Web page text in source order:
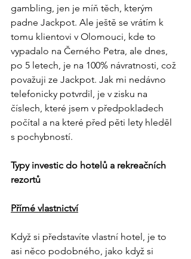
gambling, jen je míň těch, kterým
padne Jackpot. Ale ještě se vrátím k
tomu klientovi v Olomouci, kde to
vypadalo na Černého Petra, ale dnes,
po 5 letech, je na 100% návratnosti, což
považuji ze Jackpot. Jak mi nedávno
telefonicky potvrdil, je v zisku na
číslech, které jsem v předpokladech
počítal a na které před pěti lety hleděl
s pochybností.
Typy investic do hotelů a rekreačních
rezortů
Přímé vlastnictví
Když si představíte vlastní hotel, je to
asi něco podobného, jako když si